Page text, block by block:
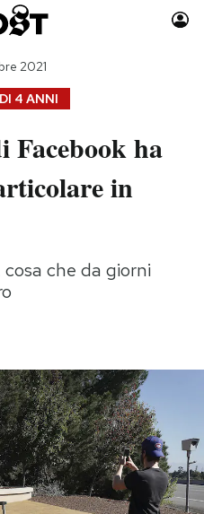
Auto
Moda
Consumismi
Media
4 ANNI
2021
Facebook ha
in
che da giorni